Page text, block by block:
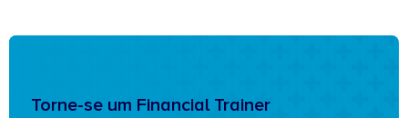
Torne-se um Financial Trainer